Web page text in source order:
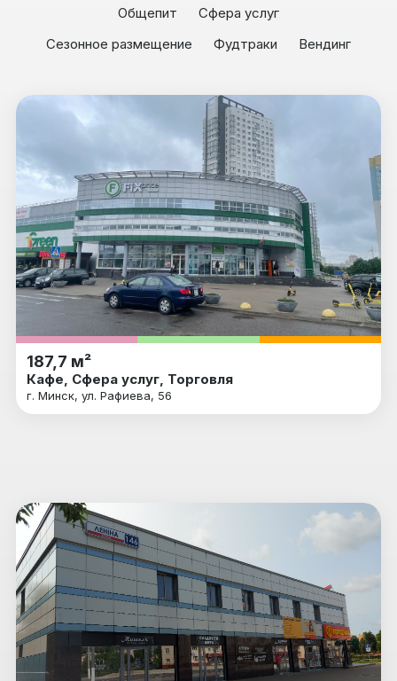
Общепит
Сфера услуг
Сезонное размещение
Фудтраки Вендинг
187,7 м²
Кафе, Сфера услуг, Торговля
г. Минск, ул. Рафиева, 56